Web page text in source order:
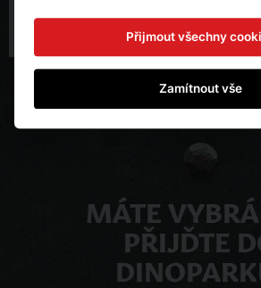
MÁTE
PŘIJĎTE
Přijmout všechny
Zamítnout vše